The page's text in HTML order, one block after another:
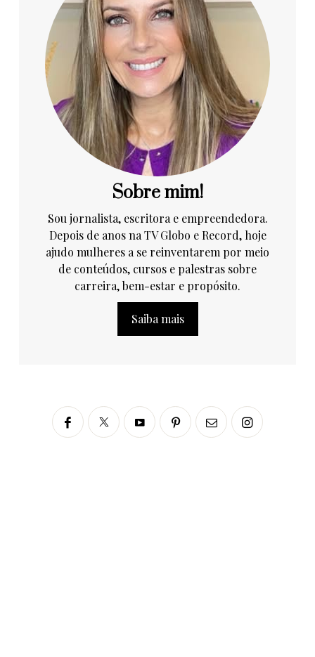
Sobre mim!
Sou jornalista, escritora e empreendedora.
Depois de anos na TV Globo e Record, hoje
ajudo mulheres a se reinventarem por meio
de conteúdos, cursos e palestras sobre
carreira, bem-estar e propósito.
Saiba mais